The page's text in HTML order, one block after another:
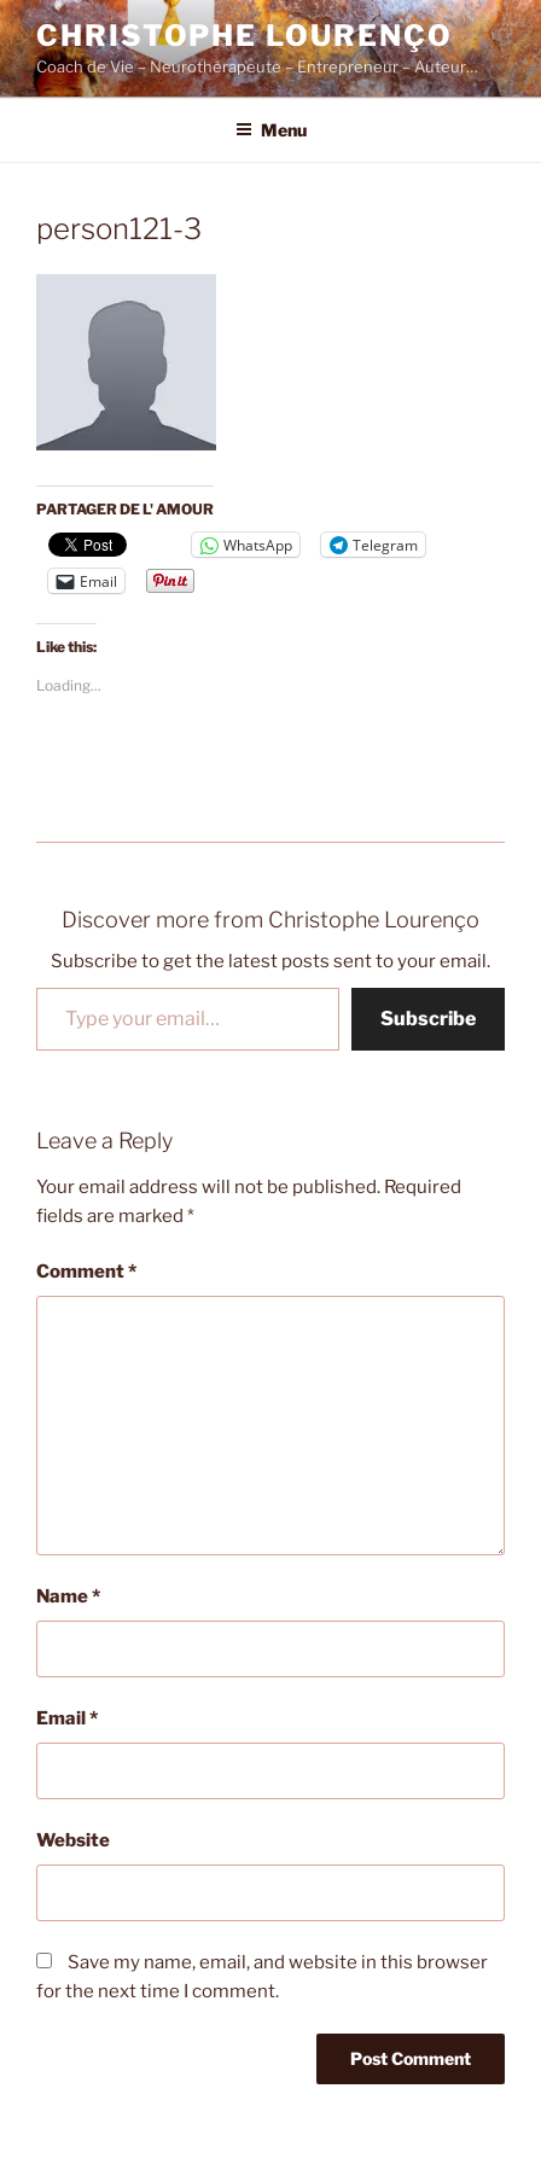
Skip
to
content
CHRISTOPHE LOURENÇO
Coach de Vie – Neurothérapeute – Entrepreneur – Auteur…
Menu
person121-3
PARTAGER DE L' AMOUR
WhatsApp
Telegram
Email
Like this:
Loading...
Discover more from Christophe Lourenço
Subscribe to get the latest posts sent to your email.
Type your email…
Subscribe
Leave a Reply
Your email address will not be published. Required
fields are marked *
Comment*
Name*
Email*
Website
Save my name, email, and website in this browser
for the next time I comment.